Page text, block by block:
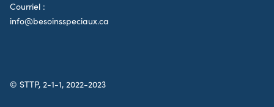
Courriel :
info@besoinsspeciaux.ca
© STTP, 2-1-1, 2022-2023